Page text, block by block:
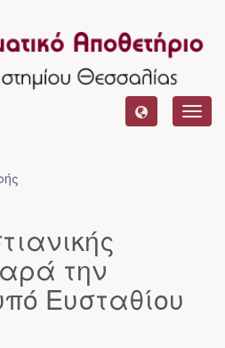
την
Ευσταθίου